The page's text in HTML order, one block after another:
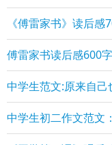
《傅雷家书》读后感
傅雷家书读后感600
中学生范文:原来自己
中学生初二作文范文